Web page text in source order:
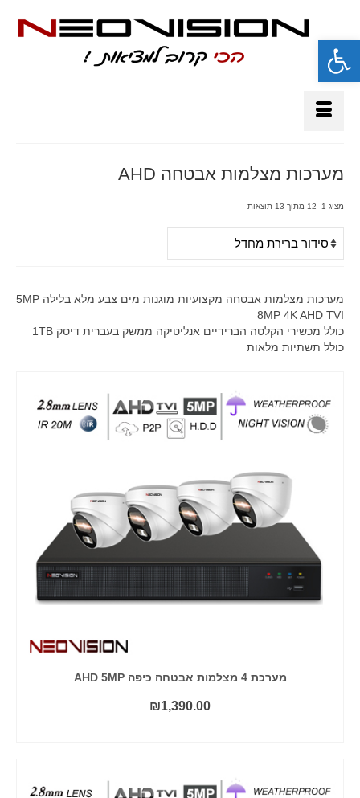
פתח סרגל נגישות
מערכות מצלמות אבטחה AHD
מציג 1–12 מתוך 13 תוצאות
מערכות מצלמות אבטחה מקצועיות מוגנות מים צבע מלא בלילה 5MP
8MP 4K AHD TVI
כולל מכשירי הקלטה הברידיים אנליטיקה ממשק בעברית דיסק 1TB
כולל תשתיות מלאות
מערכת 4 מצלמות אבטחה כיפה AHD 5MP
₪1,390.00